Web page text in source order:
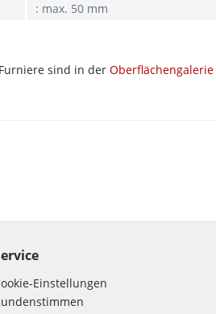
: max. 50 mm
sind in der Oberflächengalerie
Einstellungen